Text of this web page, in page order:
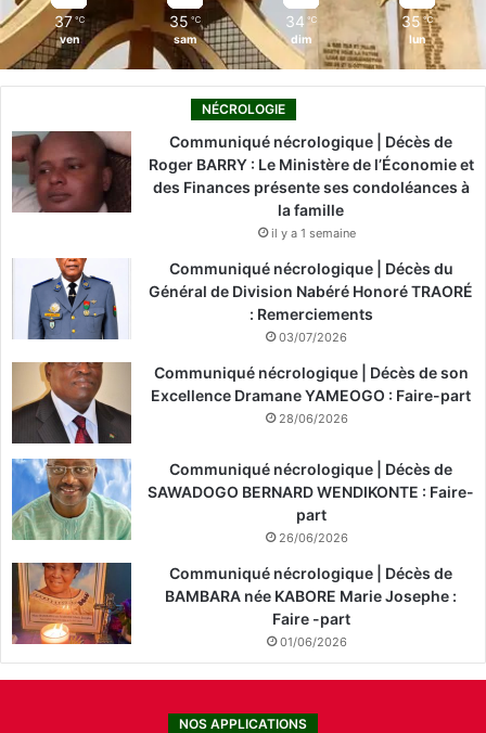
37 ℃
ven
35 ℃
sam
34 ℃
dim
35 ℃
lun
NÉCROLOGIE
Communiqué nécrologique | Décès de
Roger BARRY : Le Ministère de l’Économie et
des Finances présente ses condoléances à
la famille
il y a 1 semaine
Communiqué nécrologique | Décès du
Général de Division Nabéré Honoré TRAORÉ
: Remerciements
03/07/2026
Communiqué nécrologique | Décès de son
Excellence Dramane YAMEOGO : Faire-part
28/06/2026
Communiqué nécrologique | Décès de
SAWADOGO BERNARD WENDIKONTE : Faire-
part
26/06/2026
Communiqué nécrologique | Décès de
BAMBARA née KABORE Marie Josephe :
Faire -part
01/06/2026
NOS APPLICATIONS